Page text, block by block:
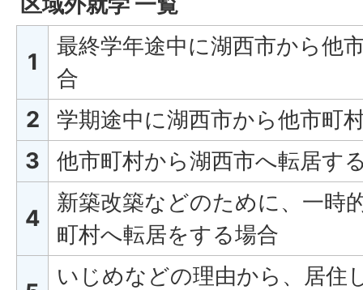
1
最終学年途中に湖西市から他
合
2
学期途中に湖西市から他市町
3
他市町村から湖西市へ転居す
4
新築改築などのために、一時
町村へ転居をする場合
いじめなどの理由から、居住